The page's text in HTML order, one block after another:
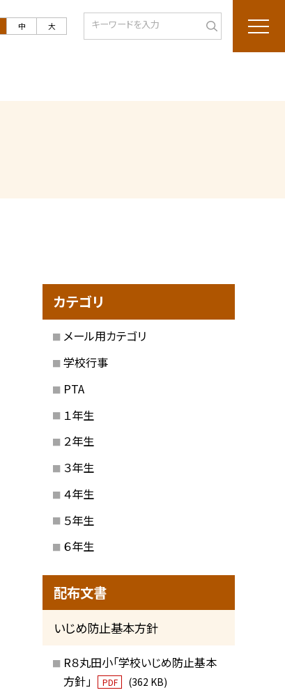
中 大
カテゴリ
メール用カテゴリ
学校行事
PTA
１年生
２年生
３年生
４年生
５年生
６年生
配布文書
いじめ防止基本方針
R８丸田小「学校いじめ防止基本
方針」
PDF (362 KB)